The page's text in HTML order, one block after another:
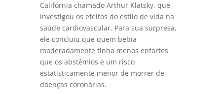
Califórnia chamado Arthur Klatsky, que
investigou os efeitos do estilo de vida na
saúde cardiovascular. Para sua surpresa,
ele concluiu que quem bebia
moderadamente tinha menos enfartes
que os abstêmios e um risco
estatisticamente menor de morrer de
doenças coronárias.